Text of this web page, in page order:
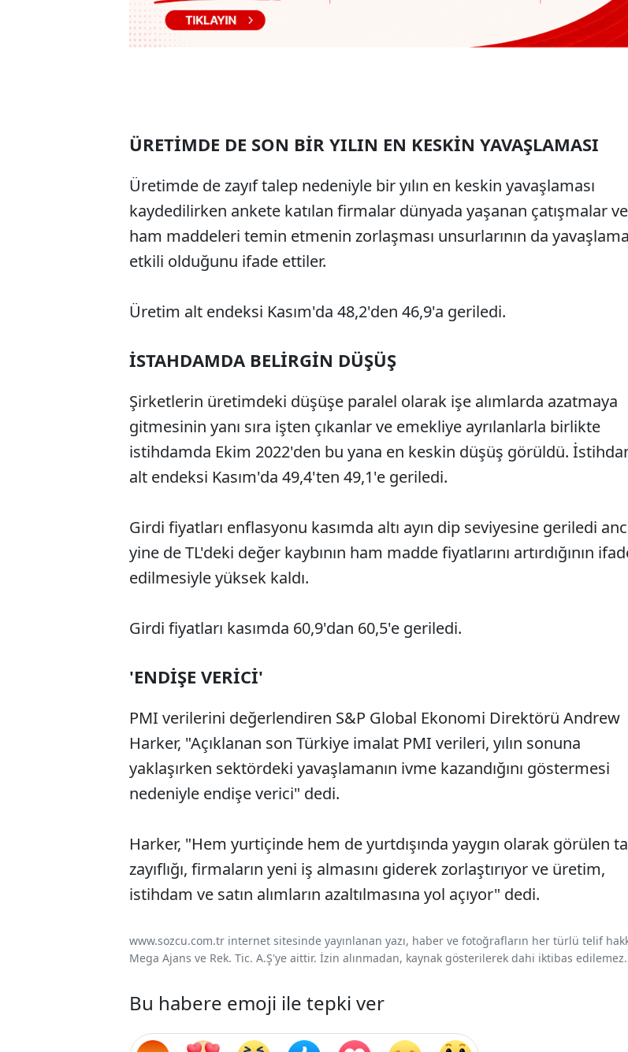
ÜRETİMDE DE SON BİR YILIN EN KESKİN YAVAŞLAMASI
Üretimde de zayıf talep nedeniyle bir yılın en keskin yavaşlaması
kaydedilirken ankete katılan firmalar dünyada yaşanan çatışmalar ve
ham maddeleri temin etmenin zorlaşması unsurlarının da
etkili olduğunu ifade ettiler.
Üretim alt endeksi Kasım'da 48,2'den 46,9'a geriledi.
İSTAHDAMDA BELİRGİN DÜŞÜŞ
Şirketlerin üretimdeki düşüşe paralel olarak işe alımlarda azatmaya
gitmesinin yanı sıra işten çıkanlar ve emekliye ayrılanlarla birlikte
istihdamda Ekim 2022'den bu yana en keskin düşüş görüldü.
alt endeksi Kasım'da 49,4'ten 49,1'e geriledi.
Girdi fiyatları enflasyonu kasımda altı ayın dip seviyesine geriledi
yine de TL'deki değer kaybının ham madde fiyatlarını artırdığının
edilmesiyle yüksek kaldı.
Girdi fiyatları kasımda 60,9'dan 60,5'e geriledi.
'ENDİŞE VERİCİ'
PMI verilerini değerlendiren S&P Global Ekonomi Direktörü Andrew
Harker, "Açıklanan son Türkiye imalat PMI verileri, yılın sonuna
yaklaşırken sektördeki yavaşlamanın ivme kazandığını göstermesi
nedeniyle endişe verici" dedi.
Harker, "Hem yurtiçinde hem de yurtdışında yaygın olarak görülen
zayıflığı, firmaların yeni iş almasını giderek zorlaştırıyor ve üretim,
istihdam ve satın alımların azaltılmasına yol açıyor" dedi.
www.sozcu.com.tr internet sitesinde yayınlanan yazı, haber ve fotoğrafların her türlü telif
Mega Ajans ve Rek. Tic. A.Ş'ye aittir. İzin alınmadan, kaynak gösterilerek dahi iktibas edilemez.
Bu habere emoji ile tepki ver